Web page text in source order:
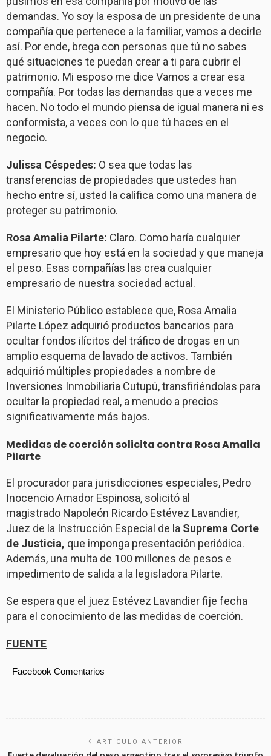
demandas. Yo soy la esposa de un presidente de una
compañía que pertenece a la familiar, vamos a decirle
así. Por ende, brega con personas que tú no sabes
qué situaciones te puedan crear a ti para cubrir el
patrimonio. Mi esposo me dice Vamos a crear esa
compañía. Por todas las demandas que a veces me
hacen. No todo el mundo piensa de igual manera ni es
conformista, a veces con lo que tú haces en el
negocio.
Julissa Céspedes: O sea que todas las
transferencias de propiedades que ustedes han
hecho entre sí, usted la califica como una manera de
proteger su patrimonio.
Rosa Amalia Pilarte: Claro. Como haría cualquier
empresario que hoy está en la sociedad y que maneja
el peso. Esas compañías las crea cualquier
empresario de nuestra sociedad actual.
El Ministerio Público establece que, Rosa Amalia
Pilarte López adquirió productos bancarios para
ocultar fondos ilícitos del tráfico de drogas en un
amplio esquema de lavado de activos. También
adquirió múltiples propiedades a nombre de
Inversiones Inmobiliaria Cutupú, transfiriéndolas para
ocultar la propiedad real, a menudo a precios
significativamente más bajos.
Medidas de coerción solicita contra Rosa Amalia
Pilarte
El procurador para jurisdicciones especiales, Pedro
Inocencio Amador Espinosa, solicitó al
magistrado Napoleón Ricardo Estévez Lavandier,
Juez de la Instrucción Especial de la Suprema Corte
de Justicia, que imponga presentación periódica.
Además, una multa de 100 millones de pesos e
impedimento de salida a la legisladora Pilarte.
Se espera que el juez Estévez Lavandier fije fecha
para el conocimiento de las medidas de coerción.
FUENTE
Facebook Comentarios
ARTÍCULO ANTERIOR